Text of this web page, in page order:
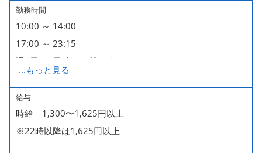
勤務時間
10:00 ～ 14:00
17:00 ～ 23:15
週2日・1日4h～で構いません。
■時短勤務制度あり
...もっと見る
給与
時給 1,300〜1,625円以上
※22時以降は1,625円以上